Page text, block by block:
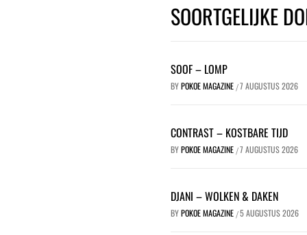
SOORTGELIJKE
SOOF – LOMP
BYPOKOE MAGAZINE /7 AUGUSTUS 2026
CONTRAST – KOSTBARE TIJD
BYPOKOE MAGAZINE /7 AUGUSTUS 2026
DJANI – WOLKEN & DAKEN
BYPOKOE MAGAZINE /5 AUGUSTUS 2026